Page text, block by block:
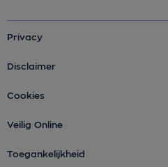
Privacy
Disclaimer
Cookies
Veilig Online
Toegankelijkheid